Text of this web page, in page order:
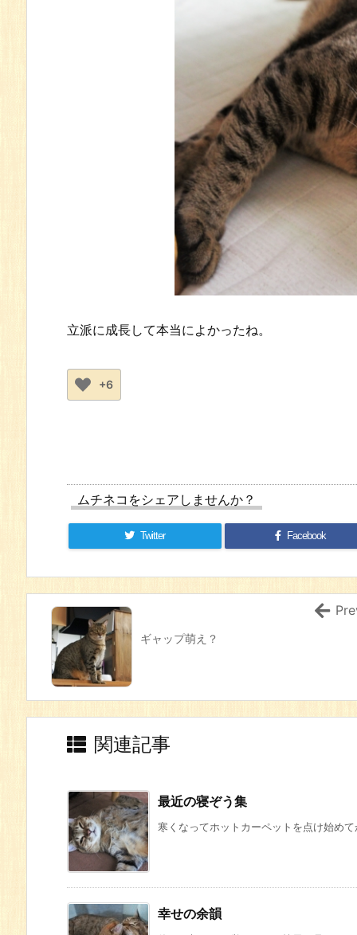
立派に成長して本当によかったね。
+6
ムチネコをシェアしませんか？
Twitter Facebook
ギャップ萌え？
関連記事
最近の寝ぞう集
寒くなってホットカーペットを点け始め
幸せの余韻